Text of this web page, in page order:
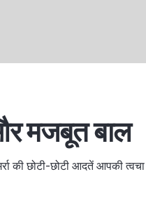
मजबूत बाल
की छोटी-छोटी आदतें आपकी